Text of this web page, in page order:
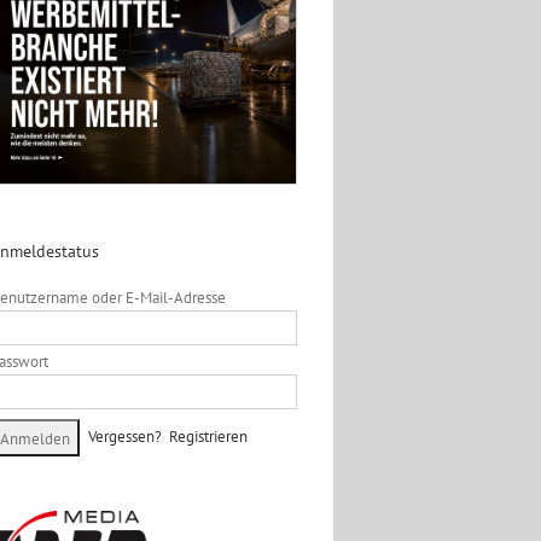
oder E-Mail-Adresse
Vergessen? Registrieren